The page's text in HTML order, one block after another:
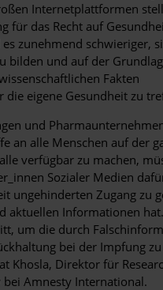
Internetplattformen
für das Recht auf
zunehmend schwieriger,
bilden und auf der
Fakten
die eigene Gesundheit zu
und
an alle Menschen auf der
verfügbar zu machen,
Sozialer Medien
ungehinderten Zugang zu
aktuellen Informationen
um die durch
bei der Impfung zu
Khosla, Direktor für
bei Amnesty International.